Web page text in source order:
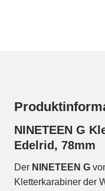
NINETEEN G
Edelrid, 78mm
Der NINETEEN G
Kletterkarabiner der